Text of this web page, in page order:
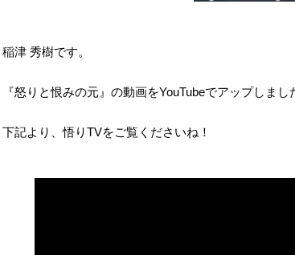
稲津 秀樹です。
『怒りと恨みの元』の動画をYouTubeでアップしまし
下記より、悟りTVをご覧くださいね！